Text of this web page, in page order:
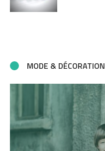
MODE & DÉCORATION